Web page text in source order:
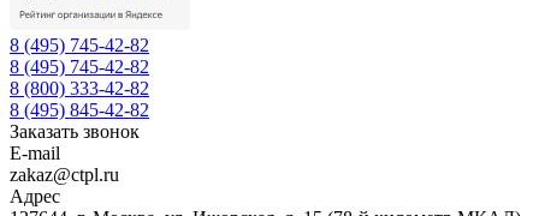
8 (495) 745-42-82
8 (495) 745-42-82
8 (800) 333-42-82
8 (495) 845-42-82
Заказать звонок
E-mail
zakaz@ctpl.ru
Адрес